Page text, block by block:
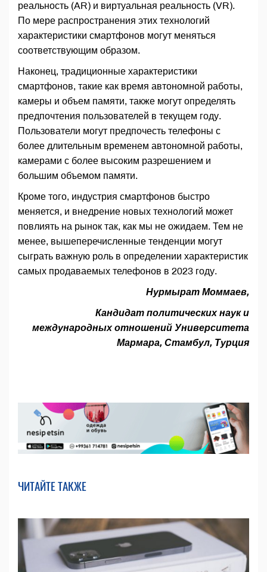
реальность (AR) и виртуальная реальность (VR).
По мере распространения этих технологий
характеристики смартфонов могут меняться
соответствующим образом.
Наконец, традиционные характеристики
смартфонов, такие как время автономной работы,
камеры и объем памяти, также могут определять
предпочтения пользователей в текущем году.
Пользователи могут предпочесть телефоны с
более длительным временем автономной работы,
камерами с более высоким разрешением и
большим объемом памяти.
Кроме того, индустрия смартфонов быстро
меняется, и внедрение новых технологий может
повлиять на рынок так, как мы не ожидаем. Тем не
менее, вышеперечисленные тенденции могут
сыграть важную роль в определении характеристик
самых продаваемых телефонов в 2023 году.
Нурмырат Моммаев,
Кандидат политических наук и
международных отношений Университета
Мармара, Стамбул, Турция
ЧИТАЙТЕ ТАКЖЕ